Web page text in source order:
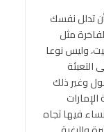
تدلل نفسك
مثل
الميت، وليس نوعا
التعبئة
وغير ذلك
فيها تجاه